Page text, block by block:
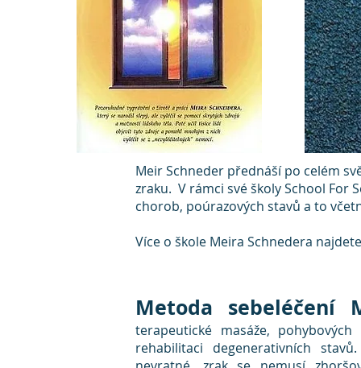
Meir Schneder přednáší po celém
zraku. V rámci své školy School For
chorob, poúrazových stavů a to
Více o škole Meira Schnedera
Metoda sebeléčení
terapeutické masáže,
rehabilitaci degenerativních